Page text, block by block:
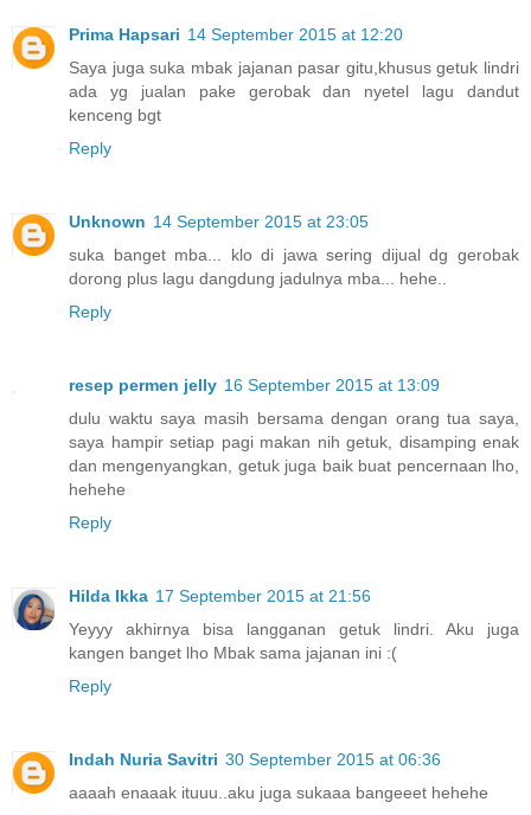
Prima Hapsari 14 September 2015 at 12:20
Saya juga suka mbak jajanan pasar gitu,khusus getuk lindri
ada yg jualan pake gerobak dan nyetel lagu dandut
kenceng bgt
Reply
Unknown 14 September 2015 at 23:05
suka banget mba... klo di jawa sering dijual dg gerobak
dorong plus lagu dangdung jadulnya mba... hehe..
Reply
resep permen jelly 16 September 2015 at 13:09
dulu waktu saya masih bersama dengan orang tua saya,
saya hampir setiap pagi makan nih getuk, disamping enak
dan mengenyangkan, getuk juga baik buat pencernaan lho,
hehehe
Reply
Hilda Ikka 17 September 2015 at 21:56
Yeyyy akhirnya bisa langganan getuk lindri. Aku juga
kangen banget lho Mbak sama jajanan ini :(
Reply
Indah Nuria Savitri 30 September 2015 at 06:36
aaaah enaaak ituuu..aku juga sukaaa bangeeet hehehe